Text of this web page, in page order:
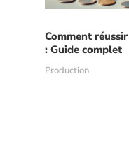
Comment
: Guide complet
Production